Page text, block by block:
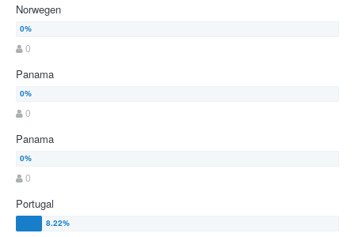
Norwegen
0
Panama
0
Panama
0
Portugal